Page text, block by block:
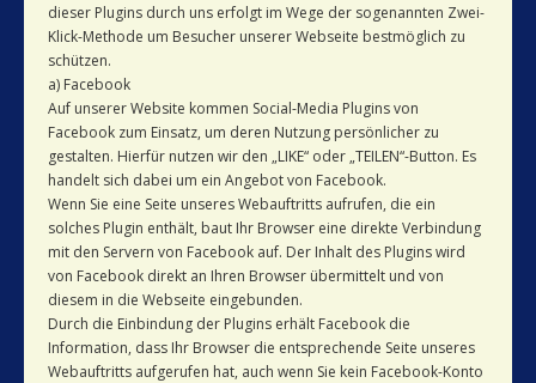
dieser Plugins durch uns erfolgt im Wege der sogenannten Zwei-
Klick-Methode um Besucher unserer Webseite bestmöglich zu
schützen.
a) Facebook
Auf unserer Website kommen Social-Media Plugins von
Facebook zum Einsatz, um deren Nutzung persönlicher zu
gestalten. Hierfür nutzen wir den „LIKE“ oder „TEILEN“-Button. Es
handelt sich dabei um ein Angebot von Facebook.
Wenn Sie eine Seite unseres Webauftritts aufrufen, die ein
solches Plugin enthält, baut Ihr Browser eine direkte Verbindung
mit den Servern von Facebook auf. Der Inhalt des Plugins wird
von Facebook direkt an Ihren Browser übermittelt und von
diesem in die Webseite eingebunden.
Durch die Einbindung der Plugins erhält Facebook die
Information, dass Ihr Browser die entsprechende Seite unseres
Webauftritts aufgerufen hat, auch wenn Sie kein Facebook-Konto